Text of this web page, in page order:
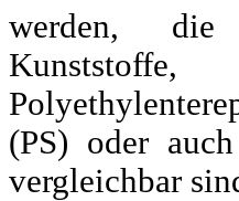
werden, die
(PS) oder
vergleichbar